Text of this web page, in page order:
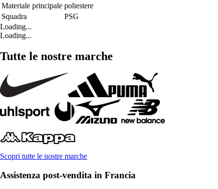
Materiale principale poliestere
Squadra
PSG
Loading...
Loading...
Tutte le nostre marche
Scopri tutte le nostre marche
Assistenza post-vendita in Francia